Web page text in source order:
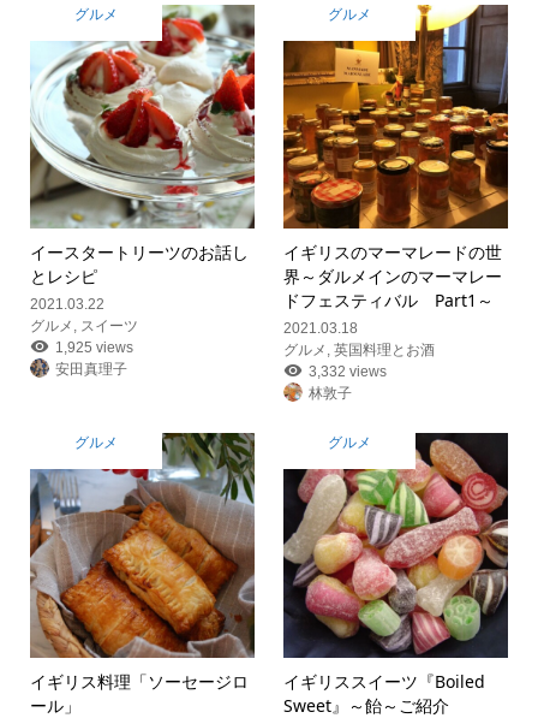
グルメ
イースタートリーツのお話し
とレシピ
2021.03.22
グルメ , スイーツ
1,925 views
安田真理子
グルメ
イギリスのマーマレードの世
界 ～ダルメインのマーマレー
ドフェスティバル Part1～
2021.03.18
グルメ ,英国料理とお酒
3,332 views
林敦子
グルメ
イギリス料理「ソーセージロ
ール」
グルメ
イギリススイーツ『Boiled
Sweet』～飴～ご紹介